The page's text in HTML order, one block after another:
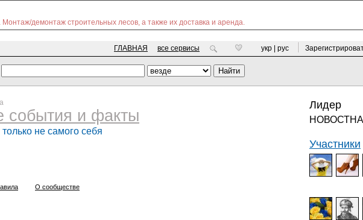
Монтаж/демонтаж строительных лесов, а также их доставка и аренда.
ГЛАВНАЯ все сервисы укр | рус
события и факты
не самого себя
О сообществе
Лидер
Участники